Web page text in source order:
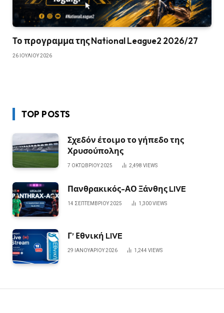
Το προγραμμα της National League2 2026/27
26 ΙΟΥΛΊΟΥ 2026
TOP POSTS
Σχεδόν έτοιμο το γήπεδο της
Χρυσούπολης
7 ΟΚΤΩΒΡΊΟΥ 2025 2,498 VIEWS
Πανθρακικός-ΑΟ Ξάνθης LIVE
14 ΣΕΠΤΕΜΒΡΊΟΥ 2025 1,300VIEWS
Γ’ Εθνική LIVE
29 ΙΑΝΟΥΑΡΊΟΥ 2026 1,244 VIEWS